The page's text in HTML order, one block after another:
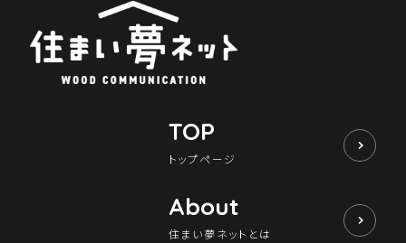
TOP
トップページ
About
住まい夢ネットとは